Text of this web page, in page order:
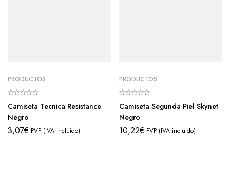
PRODUCTOS
Camiseta Tecnica Resistance
Negro
3,07€ PVP (IVA incluido)
PRODUCTOS
Camiseta Segunda Piel Skynet
Negro
10,22€ PVP (IVA incluido)